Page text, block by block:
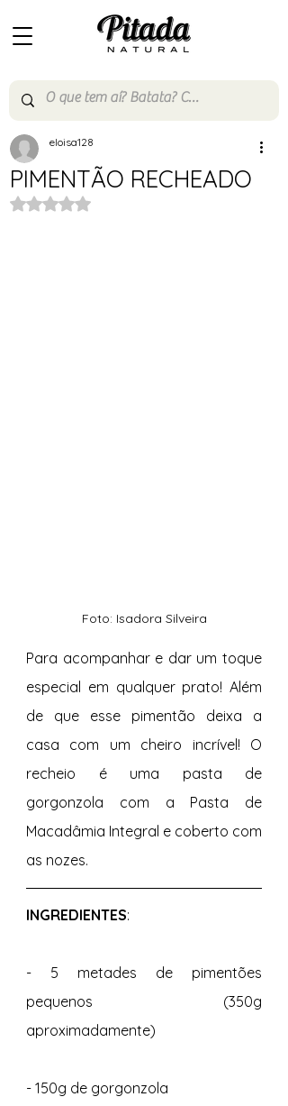
PIMENTÃO RECHEADO
eloisa128
Avaliado com NaN de 5 estrelas.
Foto: Isadora Silveira
Para acompanhar e dar um toque
especial em qualquer prato! Além
de que esse pimentão deixa a
casa com um cheiro incrível! O
recheio é uma pasta de
gorgonzola com a Pasta de
Macadâmia Integral e coberto com
as nozes.
INGREDIENTES:
- 5 metades de pimentões
pequenos (350g
aproximadamente)
- 150g de gorgonzola